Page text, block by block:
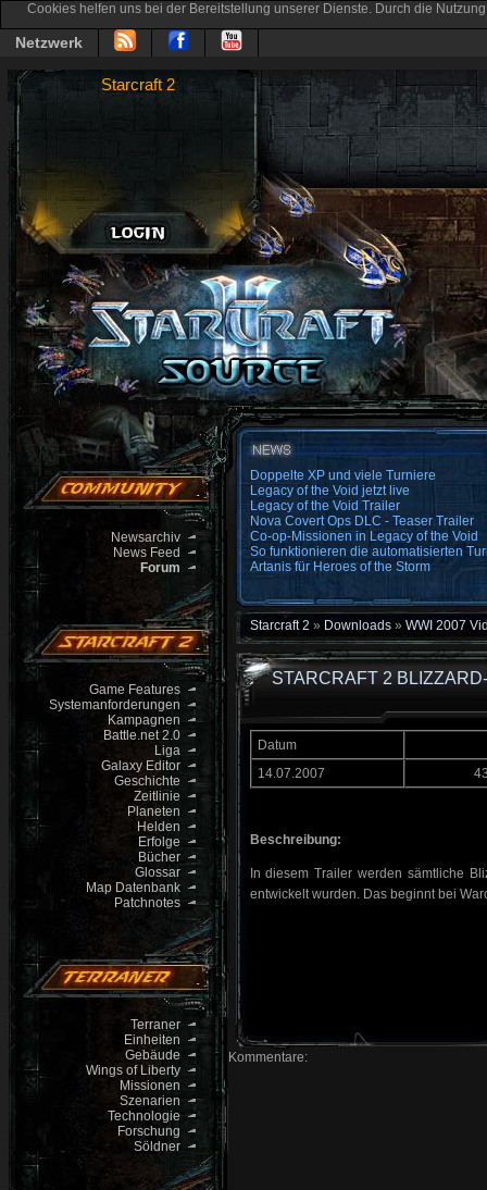
Cookies helfen uns bei der Bereitstellung unserer Dienste. Durch die
Netzwerk
Starcraft 2
Newsarchiv
News Feed
Forum
Game Features
Systemanforderungen
Kampagnen
Battle.net 2.0
Liga
Galaxy Editor
Geschichte
Zeitlinie
Planeten
Helden
Erfolge
Bücher
Glossar
Map Datenbank
Patchnotes
Terraner
Einheiten
Gebäude
Wings of Liberty
Missionen
Szenarien
Technologie
Forschung
Söldner
Doppelte XP und viele Turniere
Legacy of the Void jetzt live
Legacy of the Void Trailer
Nova Covert Ops DLC - Teaser Trailer
Co-op-Missionen in Legacy of the Void
So funktionieren die automatisierten
Artanis für Heroes of the Storm
Starcraft 2 » Downloads» WWI 2007
STARCRAFT 2
Datum
14.07.2007
Beschreibung:
In diesem Trailer werden sämtliche
entwickelt wurden. Das beginnt bei
Kommentare: